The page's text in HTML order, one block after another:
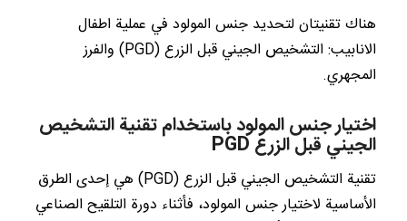
هناك تقنيتان لتحديد جنس المولود في عملية اطفال
الانابيب: التشخيص الجيني قبل الزرع (PGD) والفرز
المجهري.
اختيار جنس المولود باستخدام تقنية التشخيص
الجيني قبل الزرع PGD
تقنية التشخيص الجيني قبل الزرع (PGD) هي إحدى الطرق
الأساسية لاختيار جنس المولود، فأثناء دورة التلقيح الصناعي